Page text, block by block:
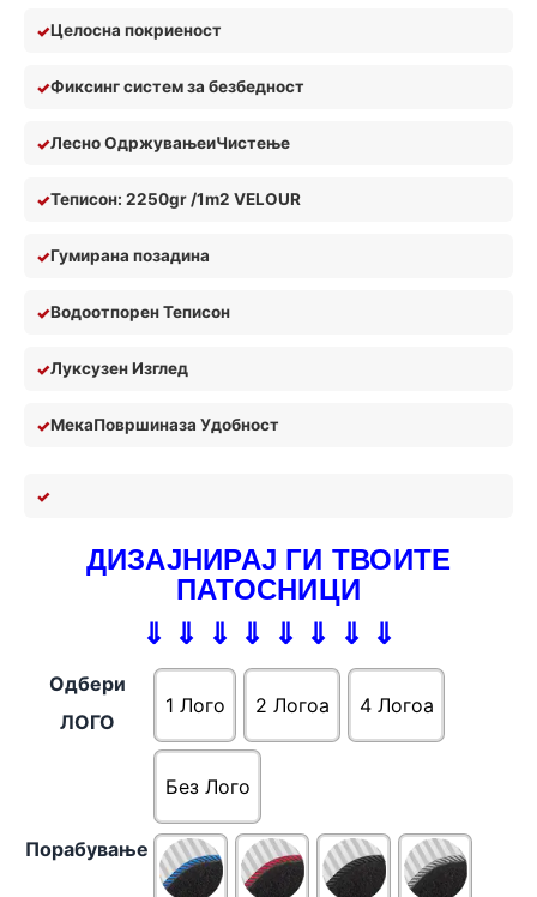
Целосна покриеност
Фиксинг систем за безбедност
Лесно ОдржувањеиЧистење
Теписон: 2250gr /1m2 VELOUR
Гумирана позадина
Водоотпорен Теписон
Луксузен Изглед
МекаПовршиназа Удобност
ДИЗАЈНИРАЈ ГИ ТВОИТЕ
ПАТОСНИЦИ
⇓ ⇓ ⇓ ⇓ ⇓ ⇓ ⇓ ⇓
Одбери
ЛОГО
1 Лого 2 Логоa 4 Логоa
Без Лого
Порабување